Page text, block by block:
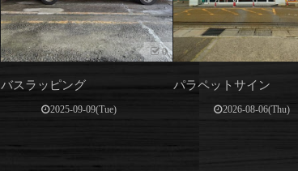
0
バスラッピング
2025-09-09(Tue)
パラペットサイン
2026-08-06(Thu)